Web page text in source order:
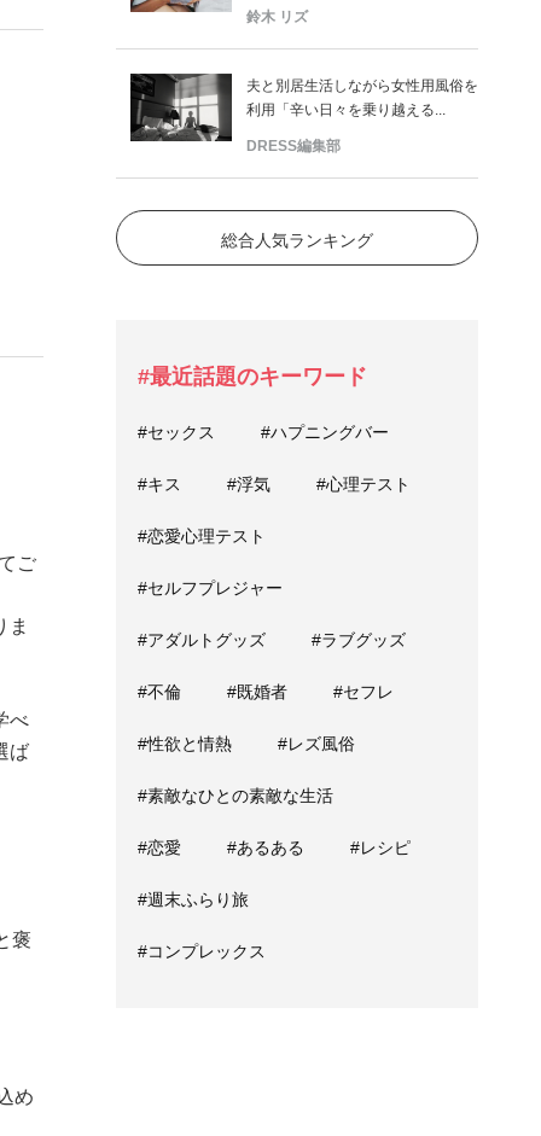
ご
ま
べ
ば
褒
め
鈴木 リズ
夫と別居生活しながら女性用風俗を
利用「辛い日々を乗り越える...
DRESS編集部
総合人気ランキング
#最近話題のキーワード
#セックス #ハプニングバー
#キス #浮気 #心理テスト
#恋愛心理テスト
#セルフプレジャー
#アダルトグッズ #ラブグッズ
#不倫 #既婚者 #セフレ
#性欲と情熱 #レズ風俗
#素敵なひとの素敵な生活
#恋愛 #あるある #レシピ
#週末ふらり旅
#コンプレックス